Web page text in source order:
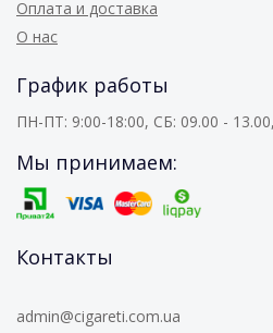
Оплата и доставка
О нас
График работы
ПН-ПТ: 9:00-18:00, СБ: 09.00 -
Мы принимаем:
Контакты
admin@cigareti.com.ua